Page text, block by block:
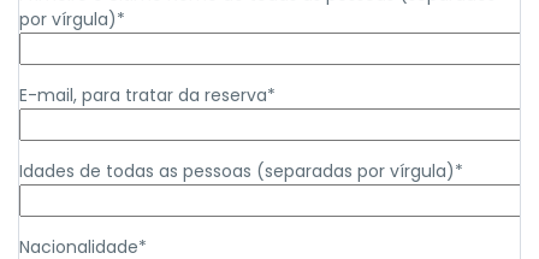
por vírgula)*
E-mail, para tratar da reserva*
Idades de todas as pessoas (separadas por vírgula)*
Nacionalidade*